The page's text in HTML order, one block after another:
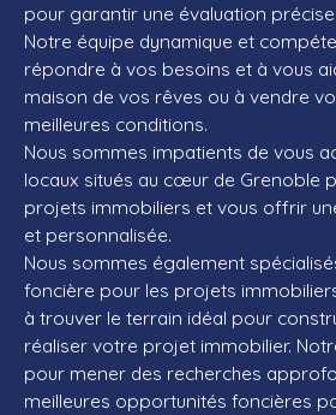
pour garantir une évaluation
Notre équipe dynamique et
répondre à vos besoins et à vous
maison de vos rêves ou à vendre
meilleures conditions.
Nous sommes impatients de vous
locaux situés au cœur de Grenoble
projets immobiliers et vous offrir
et personnalisée.
Nous sommes également
foncière pour les projets
à trouver le terrain idéal pour
réaliser votre projet immobilier.
pour mener des recherches
meilleures opportunités foncières